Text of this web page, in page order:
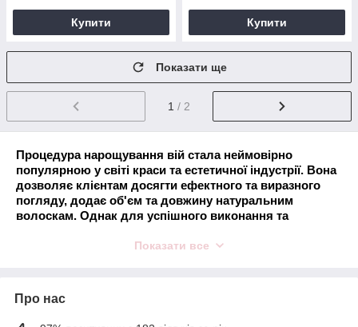
Купити Купити
Показати ще
1 / 2
Процедура нарощування вій стала неймовірно
популярною у світі краси та естетичної індустрії. Вона
дозволяє клієнтам досягти ефектного та виразного
погляду, додає об'єм та довжину натуральним
волоскам. Однак для успішного виконання та
треба приділити особливу увагу ізоляції нижніх вій.
Показати все
Про нас